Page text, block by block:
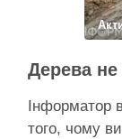
Інформатор
того, чому